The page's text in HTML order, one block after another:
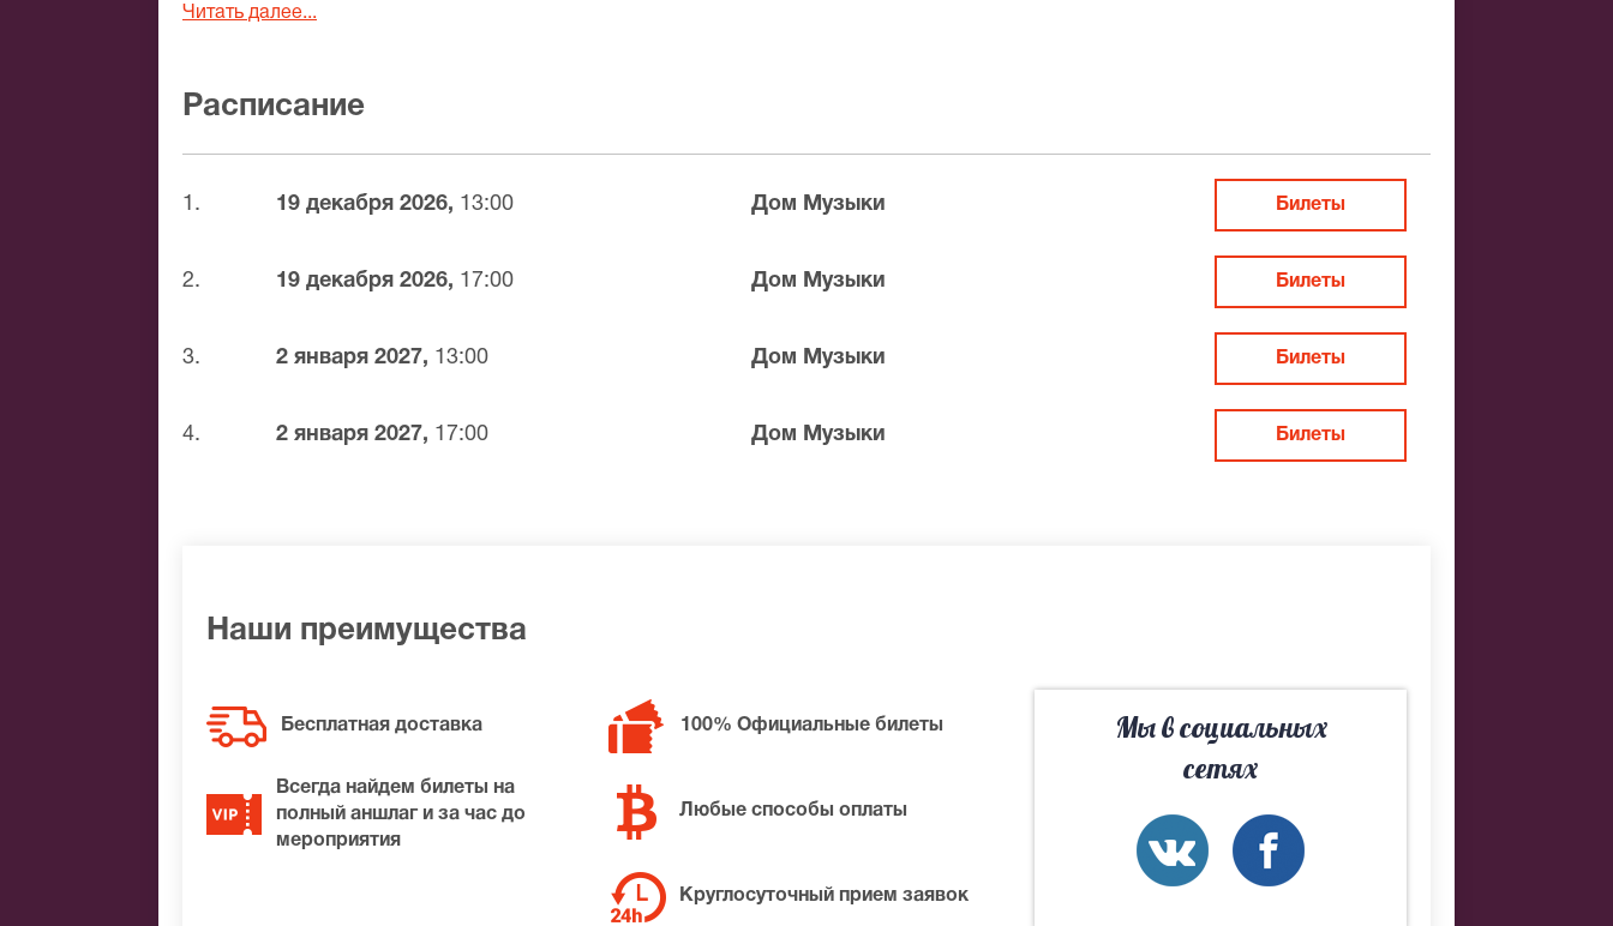
Читать далее...
Расписание
1. 19 декабря 2026, 13:00 Дом Музыки Билеты
2. 19 декабря 2026, 17:00 Дом Музыки Билеты
3. 2 января 2027, 13:00 Дом Музыки Билеты
4. 2 января 2027, 17:00 Дом Музыки Билеты
Наши преимущества
Бесплатная доставка 100% Официальные билеты
Всегда найдем билеты на
полный аншлаг и за час до
мероприятия
Любые способы оплаты
Круглосуточный прием заявок
Мы в социальных
сетях